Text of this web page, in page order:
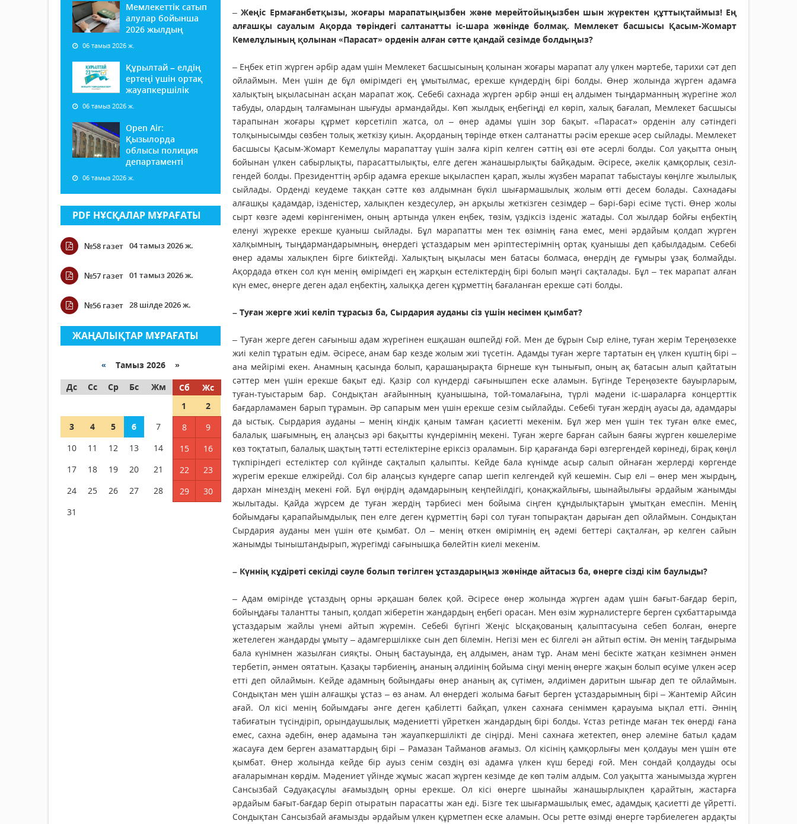
Мемлекеттік сатып
алулар бойынша
2026 жылдың
06 тамыз 2026 ж.
Құрылтай – елдің
ертеңі үшін ортақ
жауапкершілік
06 тамыз 2026 ж.
Open Air:
Қызылорда
облысы полиция
департаменті
06 тамыз 2026 ж.
PDF НҰСҚАЛАР МҰРАҒАТЫ
№58 газет 04 тамыз 2026 ж.
№57 газет 01 тамыз 2026 ж.
№56 газет 28 шілде 2026 ж.
ЖАҢАЛЫҚТАР МҰРАҒАТЫ
« Тамыз 2026 »
Дс
Сс Ср Бс Жм Сб
Жс
1
2
3
4 5 6 7 8
9
10
11 12 13 14 15
16
17
18 19 20 21 22
23
24
25 26 27 28 29
30
31
– Жеңіс Ермағанбетқызы, жоғары марапа­тыңызбен және ме­рей­тойы­ңызбен шын жүректен құт­тықтаймыз! Ең
алғашқы сауалым Ақорда төріндегі салтанатты іс-шара жөнінде болмақ. Мемлекет басшысы Қасым-Жомарт
Кемелұлының қолынан «Парасат» орденін алған сәтте қандай сезімде бол­дыңыз?
– Еңбек етіп жүрген әрбір адам үшін Мемлекет басшысының қолынан жоғары марапат алу үлкен мәртебе, тарихи сәт деп
ойлаймын. Мен үшін де бұл өмірімдегі ең ұмытылмас, ерекше күндердің бірі болды. Өнер жолында жүрген адамға
халықтың ықыласынан асқан марапат жоқ. Себебі сахнада жүрген әрбір әнші ең алдымен тыңдарманның жүрегіне жол
табуды, олардың талғамынан шығуды армандайды. Көп жылдық еңбегіңді ел көріп, халық бағалап, Мемлекет басшысы
тарапынан жоғары құрмет көрсетіліп жатса, ол – өнер адамы үшін зор бақыт. «Парасат» орденін алу сәтіндегі
толқынысымды сөзбен толық жеткізу қиын. Ақорданың төрінде өткен салтанатты рәсім ерекше әсер сыйлады. Мемлекет
басшысы Қасым-Жомарт Кемелұлы марапаттау үшін залға кіріп келген сәттің өзі өте әсерлі болды. Сол уақытта оның
бойынан үлкен сабырлықты, парасаттылықты, елге деген жанашырлықты байқадым. Әсіресе, әкелік қамқорлық сезіл­
гендей болды. Президенттің әрбір адамға ерекше ықыласпен қарап, жылы жүзбен марапат табыстауы көңілге жылылық
сыйлады. Орденді кеудеме таққан сәтте көз алдымнан бүкіл шығармашылық жолым өтті десем болады. Сахнадағы
алғашқы қадамдар, ізденістер, халықпен кездесулер, ән арқылы жеткізген сезімдер – бәрі-бәрі есіме түсті. Өнер жолы
сырт көзге әдемі көрінгенімен, оның артында үлкен еңбек, төзім, үздіксіз ізденіс жатады. Сол жылдар бойғы еңбектің
еленуі жүрекке ерекше қуаныш сыйлады. Бұл марапатты мен тек өзімнің ғана емес, мені әрдайым қолдап жүрген
халқымның, тыңдармандарымның, өнердегі ұстаздарым мен әріптестерімнің ортақ қуанышы деп қабылдадым. Себебі
өнер адамы халықпен бірге биіктейді. Халықтың ықыласы мен батасы болмаса, өнердің де ғұмыры ұзақ болмайды.
Ақордада өткен сол күн менің өмірімдегі ең жарқын естеліктердің бірі болып мәңгі сақталады. Бұл – тек марапат алған
күн емес, өнерге деген адал еңбектің, халыққа деген құрметтің бағаланған ерекше сәті болды.
– Туған жерге жиі келіп тұрасыз ба, Сырдария ауданы сіз үшін несімен қымбат?
– Туған жерге деген сағыныш адам жүрегінен ешқашан өшпейді ғой. Мен де бұрын Сыр еліне, туған жерім Тереңөзекке
жиі келіп тұратын едім. Әсіресе, анам бар кезде жолым жиі түсетін. Адамды туған жерге тартатын ең үлкен күштің бірі –
ана мейірімі екен. Анамның қасында болып, қарашаңырақта бірнеше күн тынығып, оның ақ батасын алып қайтатын
сәттер мен үшін ерекше бақыт еді. Қазір сол күндерді сағынышпен еске аламын. Бүгінде Тереңөзекте бауырларым,
туған-туыстарым бар. Сондықтан ағайынның қуанышына, той-томалағына, түрлі мәдени іс-шараларға концерттік
бағдарламамен барып тұрамын. Әр сапарым мен үшін ерекше сезім сыйлайды. Себебі туған жердің ауасы да, адамдары
да ыстық. Сырдария ауданы – менің кіндік қаным тамған қасиетті мекенім. Бұл жер мен үшін тек туған өлке емес,
балалық шағымның, ең алаңсыз әрі бақытты күндерімнің мекені. Туған жерге барған са­йын баяғы жүрген көшелеріме
көз тоқтатып, балалық шақтың тәтті естеліктеріне еріксіз ораламын. Бір қарағанда бәрі өзгергендей көрінеді, бірақ көңіл
түкпіріндегі естеліктер сол күйінде сақталып қалыпты. Кейде бала күнімде асыр салып ойнаған жерлерді көргенде
жүрегім ерекше елжірейді. Сол бір алаңсыз күндерге сапар шегіп келгендей күй кешемін. Сыр елі – өнер мен жырдың,
дархан мінездің мекені ғой. Бұл өңірдің адамдарының кеңпейілдігі, қонақжайлығы, шынайылығы әрдайым жанымды
жылытады. Қайда жүрсем де туған жердің тәрбиесі мен бойыма сіңген құндылықтарын ұмытқан емеспін. Менің
бойымдағы қарапайымдылық пен елге деген құрметтің бәрі сол туған топырақтан дарыған деп ойлаймын. Сондықтан
Сырдария ауданы мен үшін өте қымбат. Ол – менің өткен өмірімнің ең әдемі беттері сақталған, әр келген сайын
жанымды тыныштандырып, жүрегімді сағынышқа бөлейтін киелі мекенім.
– Күннің кұдіреті секілді сәуле болып төгілген ұстаздарыңыз жөнінде айтасыз ба, өнерге сізді кім баулыды?
– Адам өмірінде ұстаздың орны әрқашан бөлек қой. Әсіресе өнер жолында жүрген адам үшін бағыт-бағдар беріп,
бойыңдағы талантты танып, қолдап жіберетін жандардың еңбегі орасан. Мен өзім журналистерге берген сұхбаттарымда
ұстаздарым жайлы үнемі айтып жүремін. Себебі бүгінгі Жеңіс Ысқақованың қалыптасуына себеп болған, өнерге
жетелеген жандарды ұмыту – адамгершілікке сын деп білемін. Негізі мен ес білгелі ән айтып өстім. Ән менің тағдырыма
бала күнімнен жазылған сияқты. Оның бастауында, ең алдымен, анам тұр. Анам мені бесікте жатқан кезімнен әнмен
тербетіп, әнмен оятатын. Қазақы тәрбиенің, ананың әлдиінің бойыма сіңуі менің өнерге жақын болып өсуіме үлкен әсер
етті деп ойлаймын. Кейде адамның бойындағы өнер ананың ақ сүтімен, әлдиімен даритын шығар деп те ойлаймын.
Сондықтан мен үшін алғашқы ұстаз – өз анам. Ал өнердегі жолыма бағыт берген ұстаздарымның бірі – Жантемір Айсин
ағай. Ол кісі менің бойымдағы әнге деген қабілетті байқап, үлкен сахнаға сеніммен қарауыма ықпал етті. Әннің
табиғатын түсін­діріп, орындаушылық мәдениетті үйрет­кен жандардың бірі болды. Ұстаз ретінде маған тек өнерді ғана
емес, сахна әдебін, өнер адамына тән жауапкершілікті де сіңірді. Мені сахнаға жетектеп, өнер әлеміне батыл қадам
жасауға дем берген азаматтардың бірі – Рамазан Тайманов ағамыз. Ол кісінің қамқорлығы мен қолдауы мен үшін өте
қымбат. Өнер жолында кейде бір ауыз сенім сөздің өзі адамға үлкен күш береді ғой. Мен сондай қолдауды осы
ағаларымнан көрдім. Мәдениет үйінде жұмыс жасап жүрген кезімде де көп тәлім алдым. Сол уақытта жанымызда жүрген
Сансызбай Сәдуақасұлы ағамыздың орны ерекше. Ол кісі өнерге шынайы жанашырлықпен қарайтын, жастарға
әрдайым бағыт-бағдар беріп отыратын парасатты жан еді. Бізге тек шығармашылық емес, адамдық қасиетті де үйретті.
Сондықтан Сансызбай ағамызды әрдайым үлкен құрметпен еске аламын. Осы ретте өзімді өнерге тәрбиелеген ардақты